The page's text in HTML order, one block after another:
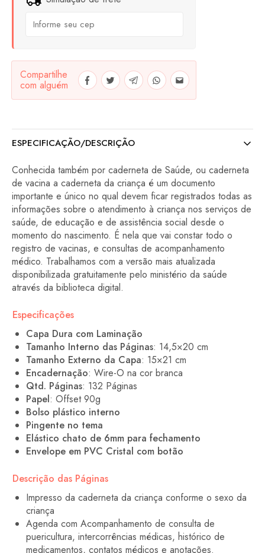
Compartilhe
com alguém
ESPECIFICAÇÃO/DESCRIÇÃO
Conhecida também por caderneta de Saúde, ou caderneta
de vacina a caderneta da criança é um documento
importante e único no qual devem ficar registrados todas as
informações sobre o atendimento à criança nos serviços de
saúde, de educação e de assistência social desde o
momento do nascimento. É nela que vai constar todo o
registro de vacinas, e consultas de acompanhamento
médico. Trabalhamos com a versão mais atualizada
disponibilizada gratuitamente pelo ministério da saúde
através da biblioteca digital.
Especificações
Capa Dura com Laminação
Tamanho Interno das Páginas: 14,5×20 cm
Tamanho Externo da Capa: 15×21 cm
Encadernação: Wire-O na cor branca
Qtd. Páginas: 132 Páginas
Papel: Offset 90g
Bolso plástico interno
Pingente no tema
Elástico chato de 6mm para fechamento
Envelope em PVC Cristal com botão
Descrição das Páginas
Impresso da caderneta da criança conforme o sexo da
criança
Agenda com Acompanhamento de consulta de
puericultura, intercorrências médicas, histórico de
medicamentos, contatos médicos e anotações.